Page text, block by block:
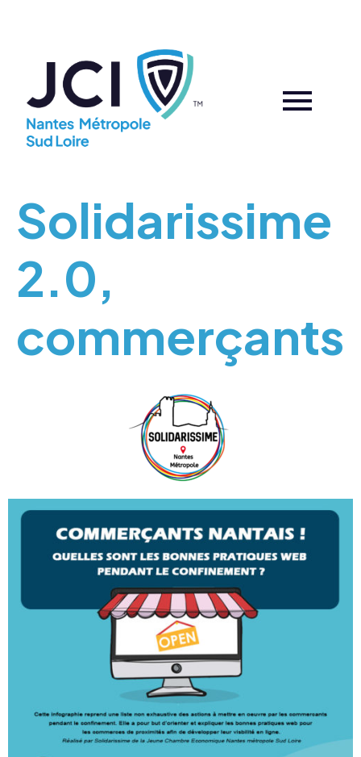
Solidarissime
2.0,
commerçants